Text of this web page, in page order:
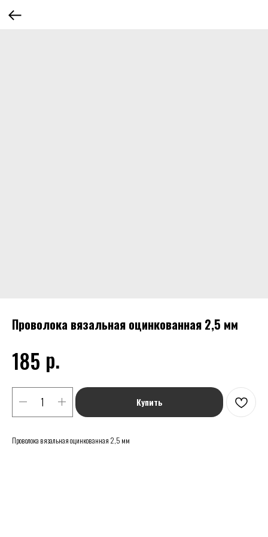
Проволока вязальная оцинкованная 2,5 мм
185 р.
Купить
Проволока вязальная оцинкованная 2,5 мм